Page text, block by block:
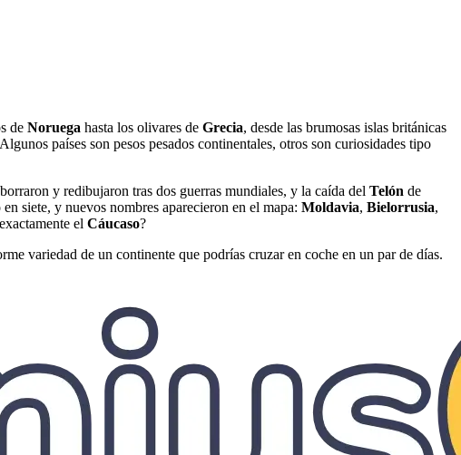
de Noruega hasta los olivares de Grecia, desde las brumosas islas británicas
países son pesos pesados continentales, otros son curiosidades tipo
y redibujaron tras dos guerras mundiales, y la caída del Telón de
en siete, y nuevos nombres aparecieron en el mapa: Moldavia, Bielorrusia,
el Cáucaso?
variedad de un continente que podrías cruzar en coche en un par de días.